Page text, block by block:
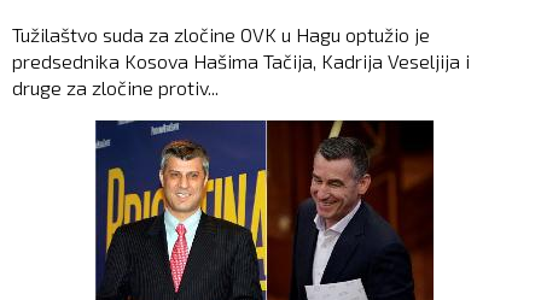
Tužilaštvo suda za zločine OVK u Hagu optužio je
predsednika Kosova Hašima Tačija, Kadrija Veseljija i
druge za zločine protiv...